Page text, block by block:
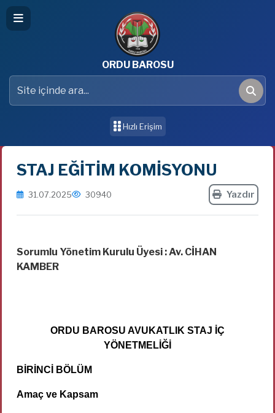
ORDU BAROSU
Site içinde ara
Ara
Hızlı Erişim
STAJ EĞİTİM KOMİSYONU
31.07.2025 30940 Yazdır
Sorumlu Yönetim Kurulu Üyesi : Av. CİHAN
KAMBER
ORDU BAROSU AVUKATLIK STAJ İÇ
YÖNETMELİĞİ
BİRİNCİ BÖLÜM
Amaç ve Kapsam